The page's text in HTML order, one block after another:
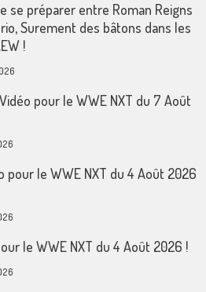
se préparer entre Roman Reigns
Surement des bâtons dans les
!
pour le WWE NXT du 7 Août
pour le WWE NXT du 4 Août 2026
le WWE NXT du 4 Août 2026 !